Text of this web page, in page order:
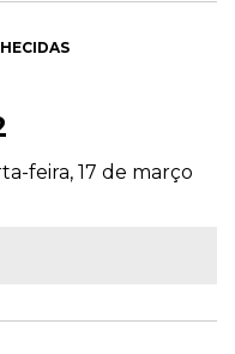
feira, 17 de março